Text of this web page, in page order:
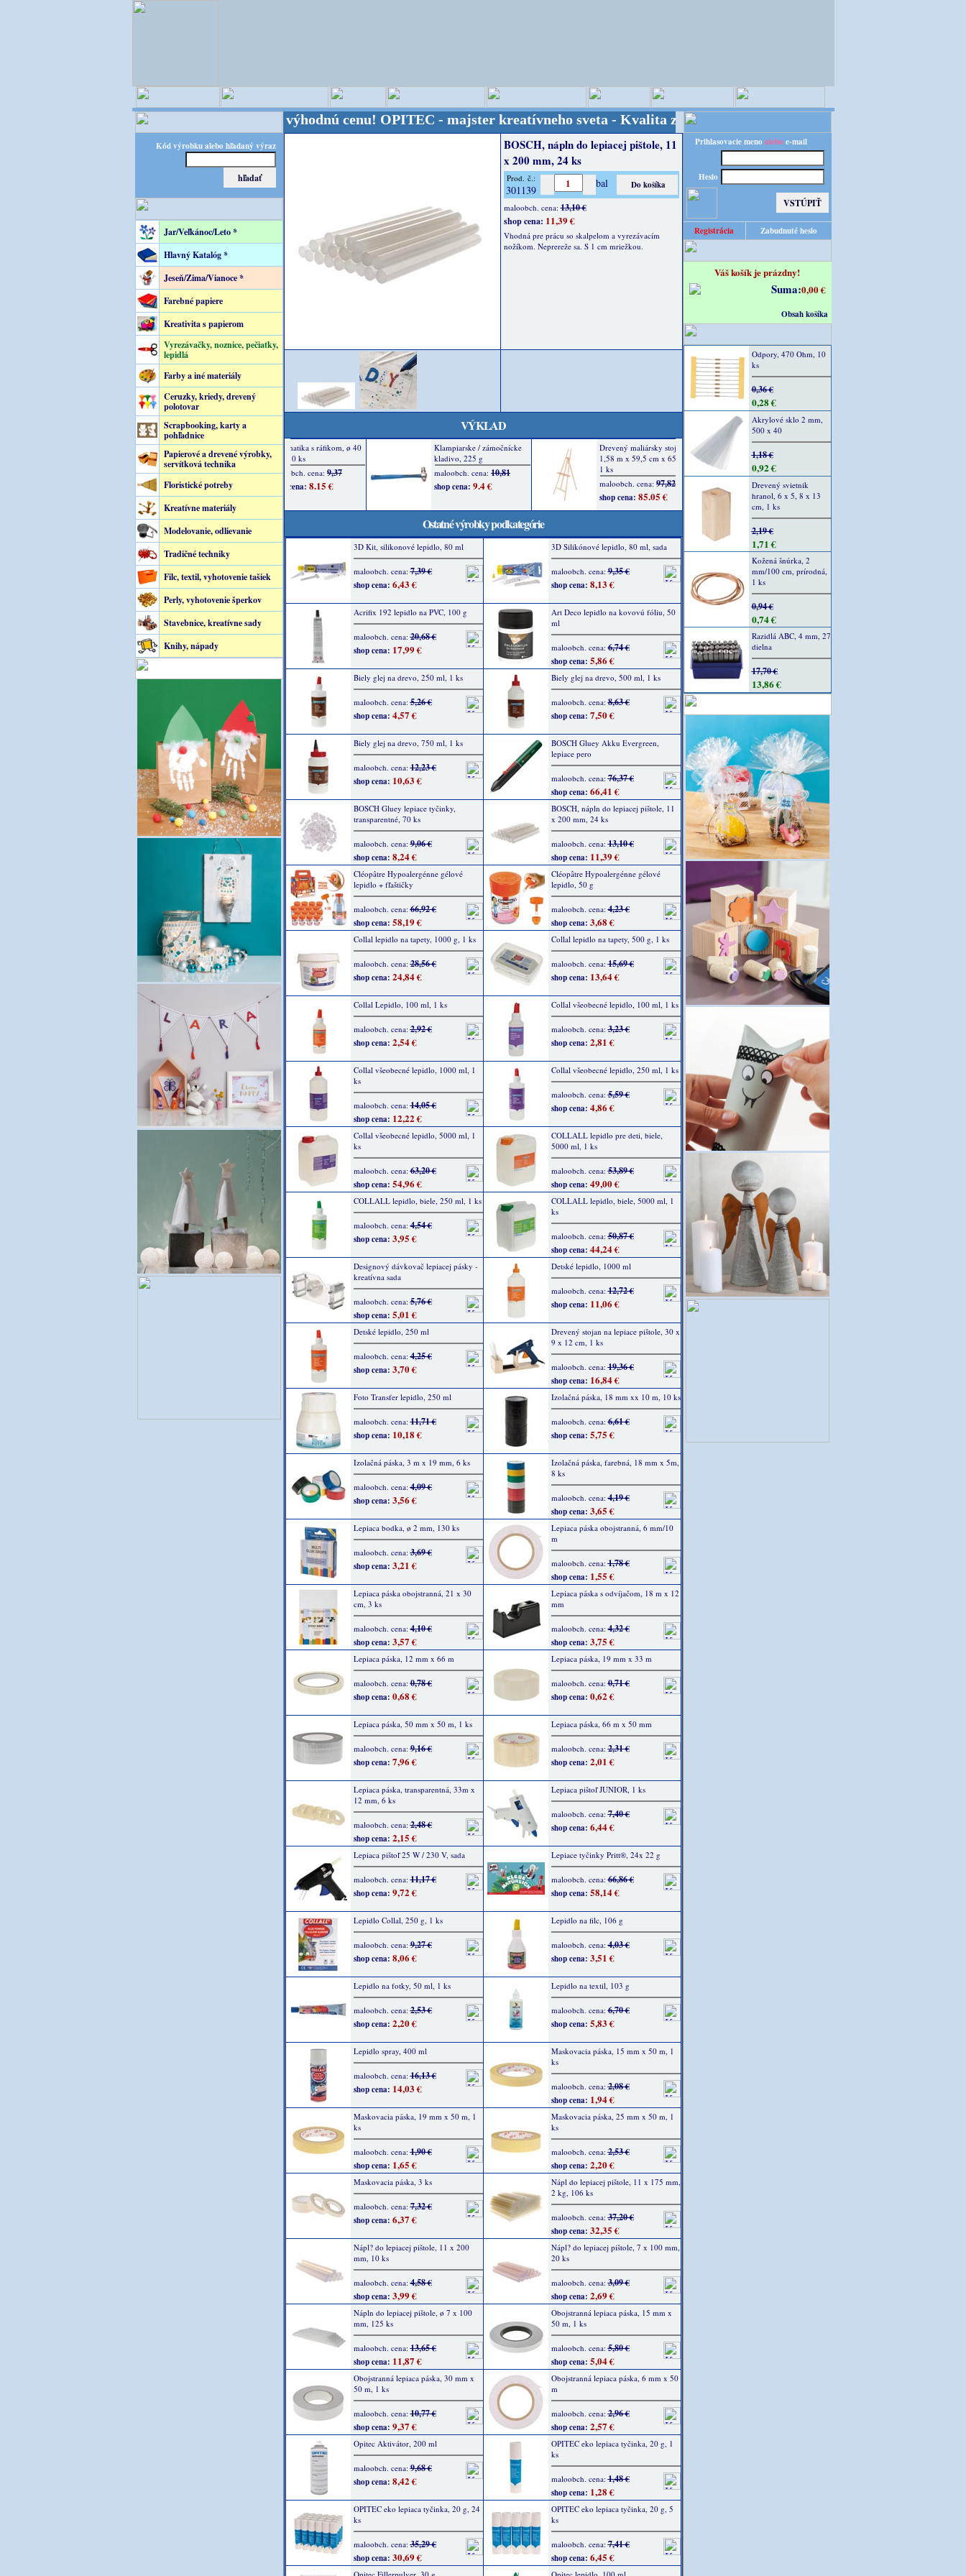
Kód výrobku alebo hľadaný výraz
Jar/Veľkánoc/Leto *
Hlavný Katalóg *
Jeseň/Zima/Vianoce *
Farebné papiere
Kreativita s papierom
Vyrezávačky, noznice, pečiatky,
lepidlá
Farby a iné materiály
Ceruzky, kriedy, drevený
polotovar
Scrapbooking, karty a
pohľadnice
Papierové a drevené výrobky,
servítková technika
Floristické potreby
Kreatívne materiály
Modelovanie, odlievanie
Tradičné techniky
Filc, textil, vyhotovenie tašiek
Perly, vyhotovenie šperkov
Stavebnice, kreatívne sady
Knihy, nápady
kreatívneho sveta - Kvalita za výhodnú cenu! OPITEC - majster kreatívneho sveta - Kvalita za výhodnú cenu!
BOSCH, nápln do lepiacej pištole, 11
x 200 mm, 24 ks
Prod. č.:
301139
bal
maloobch. cena:13,10 €
shop cena: 11,39 €
Vhodná pre prácu so skalpelom a vyrezávacím
nožíkom. Neprereže sa. S 1 cm mriežkou.
VÝKLAD
Ostatné výrobky podkategórie
3D Kit, silikonové lepidlo, 80 ml
maloobch. cena:7,39 €
shop cena: 6,43 €
3D Silikónové lepidlo, 80 ml, sada
maloobch. cena:9,35 €
shop cena: 8,13 €
Acrifix 192 lepidlo na PVC, 100 g
maloobch. cena:20,68 €
shop cena: 17,99 €
Art Deco lepidlo na kovovú fóliu, 50
ml
maloobch. cena:6,74 €
shop cena: 5,86 €
Biely glej na drevo, 250 ml, 1 ks
maloobch. cena:5,26 €
shop cena: 4,57 €
Biely glej na drevo, 500 ml, 1 ks
maloobch. cena:8,63 €
shop cena: 7,50 €
Biely glej na drevo, 750 ml, 1 ks
maloobch. cena:12,23 €
shop cena: 10,63 €
BOSCH Gluey Akku Evergreen,
lepiace pero
maloobch. cena:76,37 €
shop cena: 66,41 €
BOSCH Gluey lepiace tyčinky,
transparentné, 70 ks
maloobch. cena:9,06 €
shop cena: 8,24 €
BOSCH, nápln do lepiacej pištole, 11
x 200 mm, 24 ks
maloobch. cena:13,10 €
shop cena: 11,39 €
Cléopâtre Hypoalergénne gélové
lepidlo + fľaštičky
maloobch. cena:66,92 €
shop cena: 58,19 €
Cléopâtre Hypoalergénne gélové
lepidlo, 50 g
maloobch. cena:4,23 €
shop cena: 3,68 €
Collal lepidlo na tapety, 1000 g, 1 ks
maloobch. cena:28,56 €
shop cena: 24,84 €
Collal lepidlo na tapety, 500 g, 1 ks
maloobch. cena:15,69 €
shop cena: 13,64 €
Collal Lepidlo, 100 ml, 1 ks
maloobch. cena:2,92 €
shop cena: 2,54 €
Collal všeobecné lepidlo, 100 ml, 1 ks
maloobch. cena:3,23 €
shop cena: 2,81 €
Collal všeobecné lepidlo, 1000 ml, 1
ks
maloobch. cena:14,05 €
shop cena: 12,22 €
Collal všeobecné lepidlo, 250 ml, 1 ks
maloobch. cena:5,59 €
shop cena: 4,86 €
Collal všeobecné lepidlo, 5000 ml, 1
ks
maloobch. cena:63,20 €
shop cena: 54,96 €
COLLALL lepidlo pre deti, biele,
5000 ml, 1 ks
maloobch. cena:53,89 €
shop cena: 49,00 €
COLLALL lepidlo, biele, 250 ml, 1 ks
maloobch. cena:4,54 €
shop cena: 3,95 €
COLLALL lepidlo, biele, 5000 ml, 1
ks
maloobch. cena:50,87 €
shop cena: 44,24 €
Designový dávkovač lepiacej pásky -
kreatívna sada
maloobch. cena:5,76 €
shop cena: 5,01 €
Detské lepidlo, 1000 ml
maloobch. cena:12,72 €
shop cena: 11,06 €
Detské lepidlo, 250 ml
maloobch. cena:4,25 €
shop cena: 3,70 €
Drevený stojan na lepiace pištole, 30 x
9 x 12 cm, 1 ks
maloobch. cena:19,36 €
shop cena: 16,84 €
Foto Transfer lepidlo, 250 ml
maloobch. cena:11,71 €
shop cena: 10,18 €
Izolačná páska, 18 mm xx 10 m, 10 ks
maloobch. cena:6,61 €
shop cena: 5,75 €
Izolačná páska, 3 m x 19 mm, 6 ks
maloobch. cena:4,09 €
shop cena: 3,56 €
Izolačná páska, farebná, 18 mm x 5m,
8 ks
maloobch. cena:4,19 €
shop cena: 3,65 €
Lepiaca bodka, ø 2 mm, 130 ks
maloobch. cena:3,69 €
shop cena: 3,21 €
Lepiaca páska obojstranná, 6 mm/10
m
maloobch. cena:1,78 €
shop cena: 1,55 €
Lepiaca páska obojstranná, 21 x 30
cm, 3 ks
maloobch. cena:4,10 €
shop cena: 3,57 €
Lepiaca páska s odvíjačom, 18 m x 12
mm
maloobch. cena:4,32 €
shop cena: 3,75 €
Lepiaca páska, 12 mm x 66 m
maloobch. cena:0,78 €
shop cena: 0,68 €
Lepiaca páska, 19 mm x 33 m
maloobch. cena:0,71 €
shop cena: 0,62 €
Lepiaca páska, 50 mm x 50 m, 1 ks
maloobch. cena:9,16 €
shop cena: 7,96 €
Lepiaca páska, 66 m x 50 mm
maloobch. cena:2,31 €
shop cena: 2,01 €
Lepiaca páska, transparentná, 33m x
12 mm, 6 ks
maloobch. cena:2,48 €
shop cena: 2,15 €
Lepiaca pištoľ JUNIOR, 1 ks
maloobch. cena:7,40 €
shop cena: 6,44 €
Lepiaca pištoľ 25 W / 230 V, sada
maloobch. cena:11,17 €
shop cena: 9,72 €
Lepiace tyčinky Pritt®, 24x 22 g
maloobch. cena:66,86 €
shop cena: 58,14 €
Lepidlo Collal, 250 g, 1 ks
maloobch. cena:9,27 €
shop cena: 8,06 €
Lepidlo na filc, 106 g
maloobch. cena:4,03 €
shop cena: 3,51 €
Lepidlo na fotky, 50 ml, 1 ks
maloobch. cena:2,53 €
shop cena: 2,20 €
Lepidlo na textil, 103 g
maloobch. cena:6,70 €
shop cena: 5,83 €
Lepidlo spray, 400 ml
maloobch. cena:16,13 €
shop cena: 14,03 €
Maskovacia páska, 15 mm x 50 m, 1
ks
maloobch. cena:2,08 €
shop cena: 1,94 €
Maskovacia páska, 19 mm x 50 m, 1
ks
maloobch. cena:1,90 €
shop cena: 1,65 €
Maskovacia páska, 25 mm x 50 m, 1
ks
maloobch. cena:2,53 €
shop cena: 2,20 €
Maskovacia páska, 3 ks
maloobch. cena:7,32 €
shop cena: 6,37 €
Nápl do lepiacej pištole, 11 x 175 mm,
2 kg, 106 ks
maloobch. cena:37,20 €
shop cena: 32,35 €
Nápl? do lepiacej pištole, 11 x 200
mm, 10 ks
maloobch. cena:4,58 €
shop cena: 3,99 €
Nápl? do lepiacej pištole, 7 x 100 mm,
20 ks
maloobch. cena:3,09 €
shop cena: 2,69 €
Nápln do lepiacej pištole, ø 7 x 100
mm, 125 ks
maloobch. cena:13,65 €
shop cena: 11,87 €
Obojstranná lepiaca páska, 15 mm x
50 m, 1 ks
maloobch. cena:5,80 €
shop cena: 5,04 €
Obojstranná lepiaca páska, 30 mm x
50 m, 1 ks
maloobch. cena:10,77 €
shop cena: 9,37 €
Obojstranná lepiaca páska, 6 mm x 50
m
maloobch. cena:2,96 €
shop cena: 2,57 €
Opitec Aktivátor, 200 ml
maloobch. cena:9,68 €
shop cena: 8,42 €
OPITEC eko lepiaca tyčinka, 20 g, 1
ks
maloobch. cena:1,48 €
shop cena: 1,28 €
OPITEC eko lepiaca tyčinka, 20 g, 24
ks
maloobch. cena:35,29 €
shop cena: 30,69 €
OPITEC eko lepiaca tyčinka, 20 g, 5
ks
maloobch. cena:7,41 €
shop cena: 6,45 €
Prihlasovacie meno alebo e-mail
Heslo
Registrácia Zabudnuté heslo
Váš košík je prázdny!
Suma:0,00 €
Obsah košíka
Odpory, 470 Ohm, 10
ks
0,36 €
0,28 €
Akrylové sklo 2 mm,
500 x 40
1,18 €
0,92 €
Drevený svietnik
hranol, 6 x 5, 8 x 13
cm, 1 ks
2,19 €
1,71 €
Kožená šnúrka, 2
mm/100 cm, prírodná,
1 ks
0,94 €
0,74 €
Razidlá ABC, 4 mm, 27
dielna
17,70 €
13,86 €